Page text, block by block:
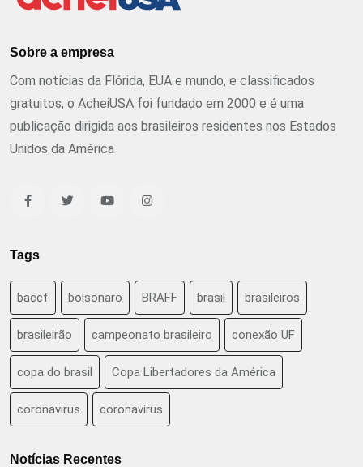
Sobre a empresa
Com notícias da Flórida, EUA e mundo, e classificados
gratuitos, o AcheiUSA foi fundado em 2000 e é uma
publicação dirigida aos brasileiros residentes nos Estados
Unidos da América
Tags
baccf bolsonaro BRAFF brasil brasileiros
brasileirão campeonato brasileiro conexão UF
copa do brasil Copa Libertadores da América
coronavirus coronavírus
Notícias Recentes